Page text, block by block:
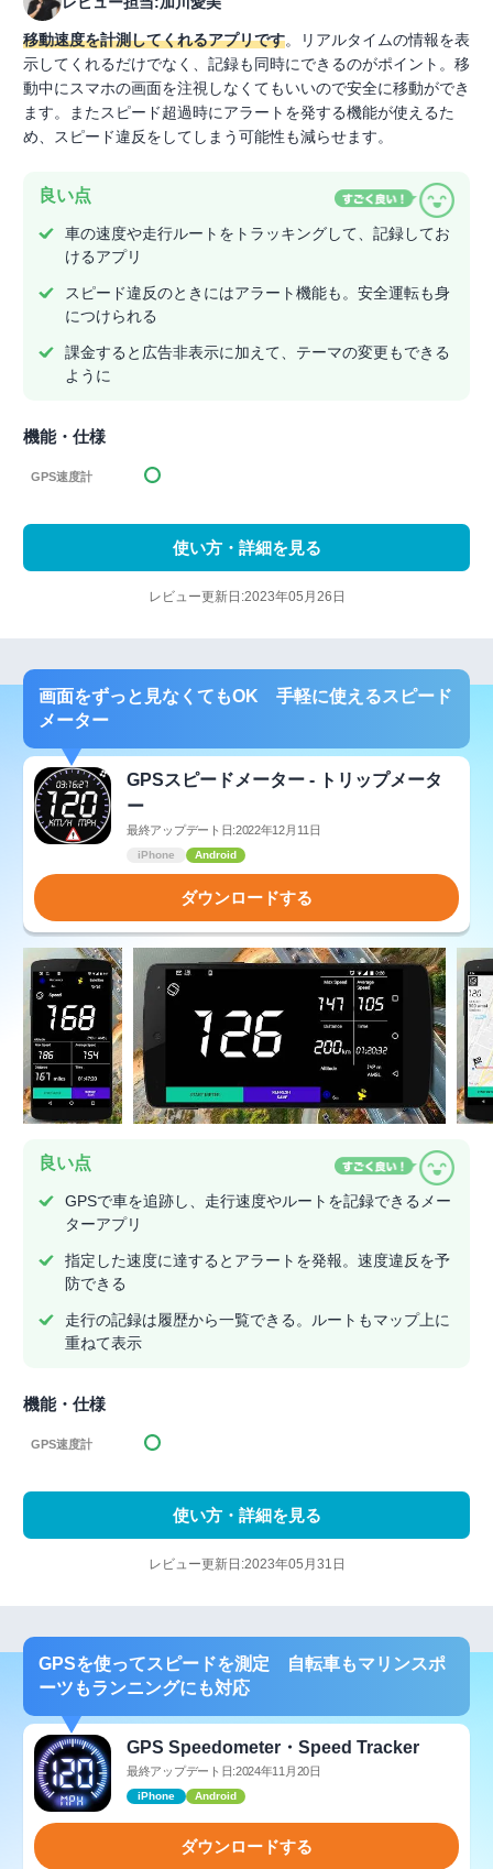
移動速度を計測してくれるアプリです。リアルタイムの情報を表
示してくれるだけでなく、記録も同時にできるのがポイント。移
動中にスマホの画面を注視しなくてもいいので安全に移動ができ
ます。またスピード超過時にアラートを発する機能が使えるた
め、スピード違反をしてしまう可能性も減らせます。
良い点
車の速度や走行ルートをトラッキングして、記録してお
けるアプリ
スピード違反のときにはアラート機能も。安全運転も身
につけられる
課金すると広告非表示に加えて、テーマの変更もできる
ように
機能・仕様
GPS速度計
使い方・詳細を見る
レビュー更新日:2023年05月26日
画面をずっと見なくてもOK 手軽に使えるスピード
メーター
GPSスピードメーター - トリップメータ
ー
最終アップデート日:2022年12月11日
iPhone Android
ダウンロードする
良い点
GPSで車を追跡し、走行速度やルートを記録できるメー
ターアプリ
指定した速度に達するとアラートを発報。速度違反を予
防できる
走行の記録は履歴から一覧できる。ルートもマップ上に
重ねて表示
機能・仕様
GPS速度計
使い方・詳細を見る
レビュー更新日:2023年05月31日
GPSを使ってスピードを測定 自転車もマリンスポ
ーツもランニングにも対応
GPS Speedometer・Speed Tracker
最終アップデート日:2024年11月20日
iPhone Android
ダウンロードする